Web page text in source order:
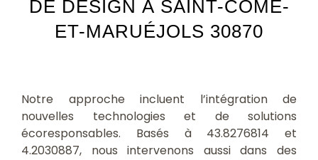
DE DESIGN À SAINT-CÔME-
ET-MARUÉJOLS 30870
Notre approche incluent l’intégration de
nouvelles technologies et de solutions
écoresponsables. Basés à 43.8276814 et
4.2030887, nous intervenons aussi dans des